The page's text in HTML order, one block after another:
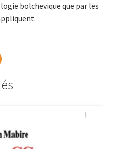
bolchevique que par les